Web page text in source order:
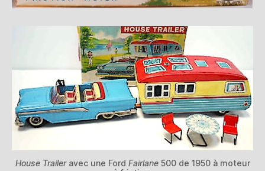
House Trailer avec une Ford Fairlane500 de 1950 à moteur